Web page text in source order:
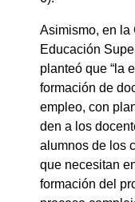
Asimismo, en la
Educación
planteó que “la
formación de
empleo, con
den a los
alumnos de los
que necesitan
formación del